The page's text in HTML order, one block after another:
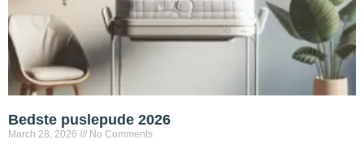
Bedste puslepude 2026
March 28, 2026 No Comments